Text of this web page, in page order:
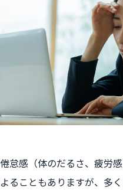
倦怠感（体のだるさ、疲労
よることもありますが、多